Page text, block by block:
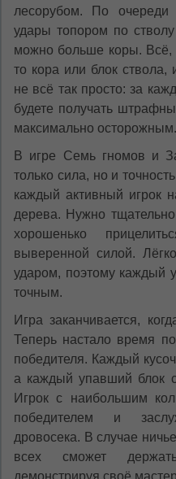
лесорубом. По очереди
удары топором по
можно больше коры. Всё,
то кора или блок ствола,
не всё так просто: за
будете получать
максимально осторожным.
В игре Семь гномов и
только сила, но и
каждый активный игрок
дерева. Нужно
хорошенько
выверенной силой.
ударом, поэтому каждый
точным.
Игра заканчивается,
Теперь настало время
победителя. Каждый
а каждый упавший блок
Игрок с наибольшим
победителем и
дровосека. В случае
всех сможет
демонстрируя своё